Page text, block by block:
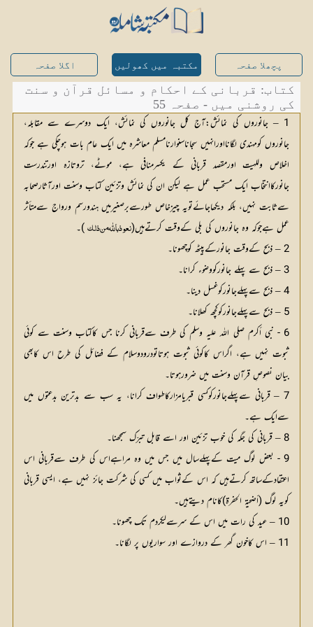
پچھلا صفحہ مکتبہ میں کھولیں اگلا صفحہ
کتاب: قربانی کے احکام و مسائل قرآن و سنت
کی روشنی میں - صفحہ 55
1 – جانوروں کی نمائش:آج کل جانوروں کی نمائش، ایک دوسرے سے مقابلہ،
جانوروں کومہندی لگانااورانہیں سجاناسنوارنامسلم معاشرہ میں ایک عام بات ہوچکی ہے جوکہ
اخلاص وللہیت اورمقصد قربانی کے یکسرمنافی ہے، موٹے، تروتازہ اورتندرست
جانورکاانتخاب ایک مستحب عمل ہے لیکن ان کی نمائش وتزئین کتاب وسنت اورآثارصحابہ
سےثابت نہیں، بلکہ دیکھاجائےتویہ چیزخاص طورسےبرصغیرمیں ہندورسم ورواج سےمتأثر
عمل ہےجوکہ وہ جانوروں کی بلی کےوقت کرتےہیں(نعوذباللّٰه من ذلک )۔
2 – ذبح کےوقت جانورکےپیٹھ کوچھونا۔
3 – ذبح سے پہلے جانورکووضوء کرانا۔
4 – ذبح سےپہلےجانورکوغسل دینا۔
5 – ذبح سےپہلےجانورکوکچھ کھلانا۔
6 - نبی أكرم صلی اللہ علیہ وسلم کی طرف سےقربانی کرنا جس کاکتاب وسنت سے کوئی
ثبوت نہیں ہے، اگراس کاکوئی ثبوت ہوتاتودرودوسلام کے فضائل کی طرح اس کابھی
بیان نصوصِ قرآن وسنت میں ضرورہوتا۔
7 – قربانی سےپہلےجانورکوکسی قبریامزارکاطواف کرانا، یہ سب سے بدترین بدعتوں میں
سےایک ہے۔
8 – قربانی کی جگہ کی خوب تزئین اور اسے قابل تبرّک سمجھنا۔
9 - بعض لوگ میت کےپہلےسال میں جس میں وہ مراہےاس کی طرف سےقربانی اس
اعتقادکےساتھ کرتےہیں کہ اس کےثواب میں کسی کی شرکت جائز نہیں ہے، ایسی قربانی
کویہ لوگ (أضحية الحفرة)کانام دیتےہیں۔
10 – عید کی رات میں اس کے سرسےلیکردم تک چھونا۔
11 – اس کاخون گھر کے دروازے اور سواریوں پر لگانا۔